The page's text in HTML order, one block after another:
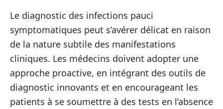
Le diagnostic des infections pauci
symptomatiques peut s’avérer délicat en raison
de la nature subtile des manifestations
cliniques. Les médecins doivent adopter une
approche proactive, en intégrant des outils de
diagnostic innovants et en encourageant les
patients à se soumettre à des tests en l’absence